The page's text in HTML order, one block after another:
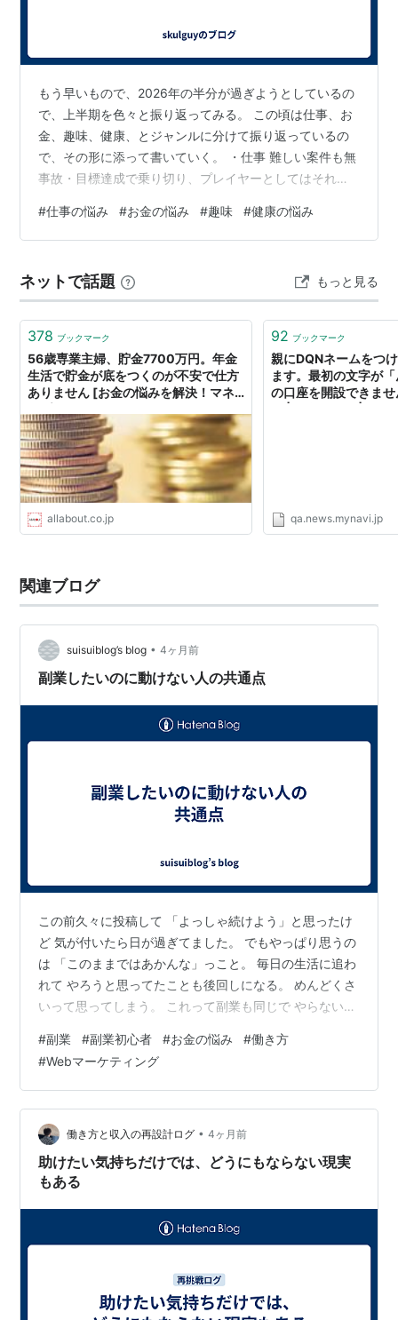
もう早いもので、2026年の半分が過ぎようとしているの
で、上半期を色々と振り返ってみる。 この頃は仕事、お
金、趣味、健康、とジャンルに分けて振り返っているの
で、その形に添って書いていく。 ・仕事 難しい案件も無
事故・目標達成で乗り切り、プレイヤーとしてはそれな
ナスも良かった。 でも、同僚や新しく入ってきたメンバ
ーへのサポートや配慮、プロジェクトでのリーダーシッ
たいなところにも手を付けられていない。 目の前の仕事
をこなすだけで手一杯にならないよう、時間的にもメン
タル的にももっと余裕を持ちたい…
#仕事の悩み #お金の悩み #趣味 #健康の悩み
ネットで話題 もっと見る
378 ブックマーク
56歳専業主婦、貯金7700万円。年金
生活で貯金が底をつくのが不安で仕方
ありません [お金の悩みを解決！マネ
allabout.co.jp
92 ブックマーク
親にDQNネームをつ
ます。最初の文字が
の口座を開設できま
qa.news.mynavi.jp
関連ブログ
suisuiblog’s blog • 4ヶ月前
副業したいのに動けない人の共通点
この前久々に投稿して 「よっしゃ続けよう」と思ったけ
ど 気が付いたら日が過ぎてました。 でもやっぱり思うの
は 「このままではあかんな」っこと。 毎日の生活に追わ
れて やろうと思ってたことも後回しになる。 めんどくさ
いって思ってしまう。 これって副業も同じで やらない理
動いた人からしか変わらない。 完璧じゃなくてもいいか
ら とりあえず動く。 今日またこうして書いているのも
その一歩です。 もし今、何か始めたいけど 動いていない
なら 小さくてでもいいから動いてみてください。 その積
み重ねが変わるきっかけになります。 そんな方に少しで
も僕の今ま…
#副業 #副業初心者 #お金の悩み #働き方
#Webマーケティング
働き方と収入の再設計ログ • 4ヶ月前
助けたい気持ちだけでは、どうにもならない現実
もある